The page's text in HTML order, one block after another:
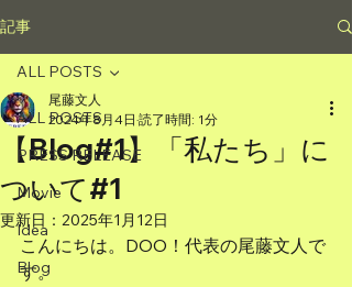
記事
ALL POSTS
PRESS RELEASE
Movie
Idea
Blog
ALL POSTS
【Blog#1】「私たち」に
ついて#1
尾藤文人
2024年8月4日 読了時間: 1分
更新日： 2025年1月12日
こんにちは。DOO！代表の尾藤文人で
す。